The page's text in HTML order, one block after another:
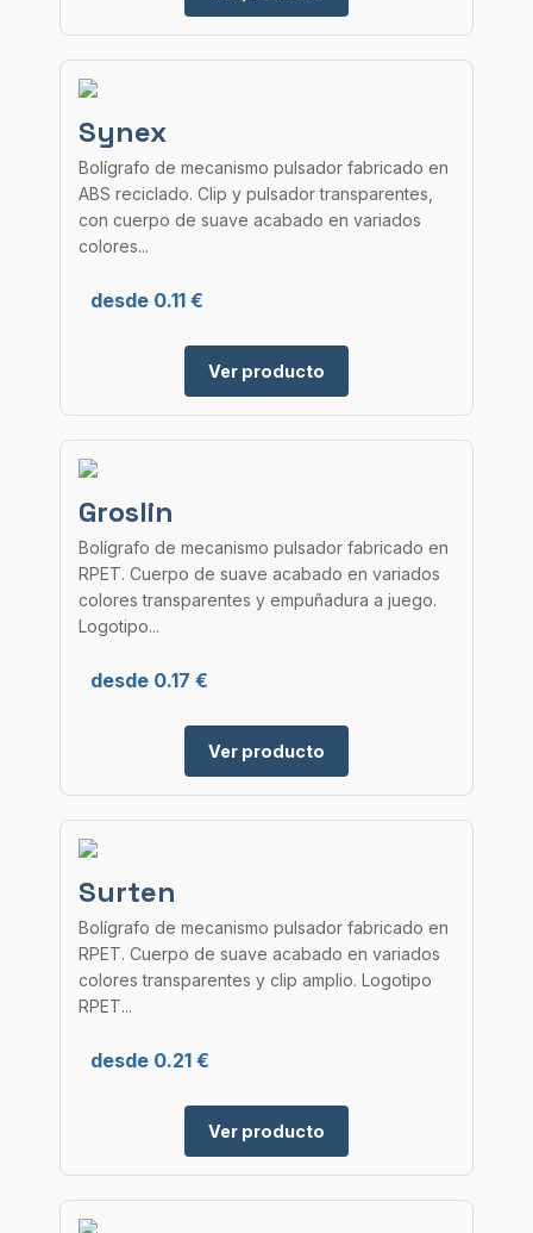
Synex
Bolígrafo de mecanismo pulsador fabricado en
ABS reciclado. Clip y pulsador transparentes,
con cuerpo de suave acabado en variados
colores...
desde 0.11 €
Ver producto
Groslin
Bolígrafo de mecanismo pulsador fabricado en
RPET. Cuerpo de suave acabado en variados
colores transparentes y empuñadura a juego.
Logotipo...
desde 0.17 €
Ver producto
Surten
Bolígrafo de mecanismo pulsador fabricado en
RPET. Cuerpo de suave acabado en variados
colores transparentes y clip amplio. Logotipo
RPET...
desde 0.21 €
Ver producto